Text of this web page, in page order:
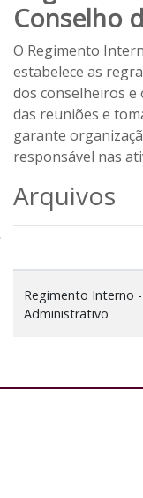
Conselho
O Regimento
estabelece as
dos conselheiros e
das reuniões e
garante
responsável nas
Arquivos
Regimento Interno
Administrativo